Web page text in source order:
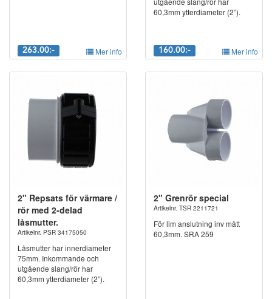
263.00:- Mer info
60,3mm ytterdiameter (2”).
160.00:- Mer info
2" Repsats för värmare /
rör med 2-delad
låsmutter.
Artikelnr. PSR 34175050
Låsmutter har innerdiameter
75mm. Inkommande och
utgående slang/rör har
60,3mm ytterdiameter (2”).
2" Grenrör special
Artikelnr. TSR 2211721
För lim anslutning inv mått
60,3mm. SRA 259